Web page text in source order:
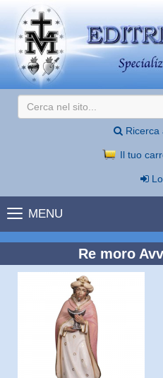
Ricerca
Il tuo
MENU
Re moro